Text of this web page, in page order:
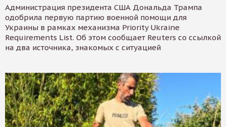
Администрация президента США Дональда Трампа
одобрила первую партию военной помощи для
Украины в рамках механизма Priority Ukraine
Requirements List. Об этом сообщает Reuters со ссылкой
на два источника, знакомых с ситуацией